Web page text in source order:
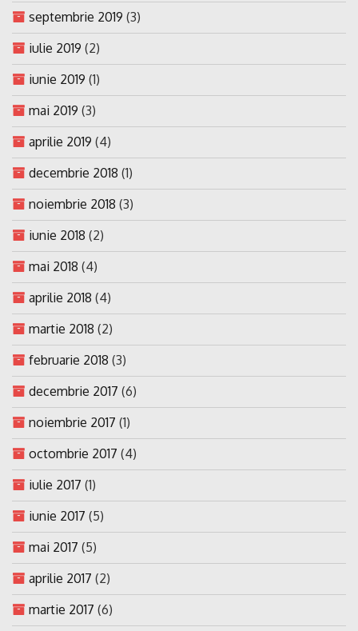
septembrie 2019 (3)
iulie 2019 (2)
iunie 2019 (1)
mai 2019 (3)
aprilie 2019 (4)
decembrie 2018 (1)
noiembrie 2018 (3)
iunie 2018 (2)
mai 2018 (4)
aprilie 2018 (4)
martie 2018 (2)
februarie 2018 (3)
decembrie 2017 (6)
noiembrie 2017 (1)
octombrie 2017 (4)
iulie 2017 (1)
iunie 2017 (5)
mai 2017 (5)
aprilie 2017 (2)
martie 2017 (6)